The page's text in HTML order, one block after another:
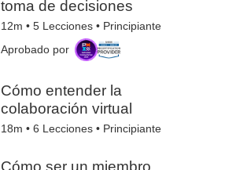
toma de decisiones
12m •5 Lecciones • Principiante
Aprobado por
Cómo entender la
colaboración virtual
18m •6 Lecciones • Principiante
Cómo ser un miembro